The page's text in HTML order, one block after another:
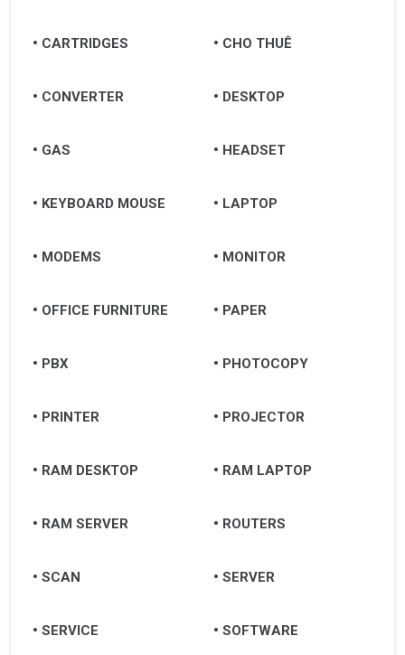
CARTRIDGES CHO THUÊ
CONVERTER DESKTOP
GAS HEADSET
KEYBOARD MOUSE LAPTOP
MODEMS MONITOR
OFFICE FURNITURE PAPER
PBX PHOTOCOPY
PRINTER PROJECTOR
RAM DESKTOP RAM LAPTOP
RAM SERVER ROUTERS
SCAN SERVER
SERVICE SOFTWARE